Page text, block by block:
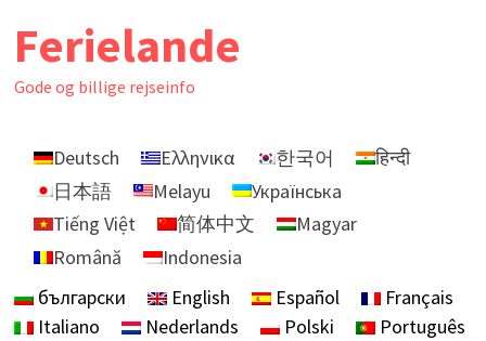
Ferielande
Gode ​​og billige rejseinfo
Deutsch Ελληνικα 한국어
हिन्दी
日本語
Melayu
Українська
Tiếng Việt
简体中文
Magyar
Română
Indonesia
български
English Español
Français
Italiano
Nederlands Polski
Português